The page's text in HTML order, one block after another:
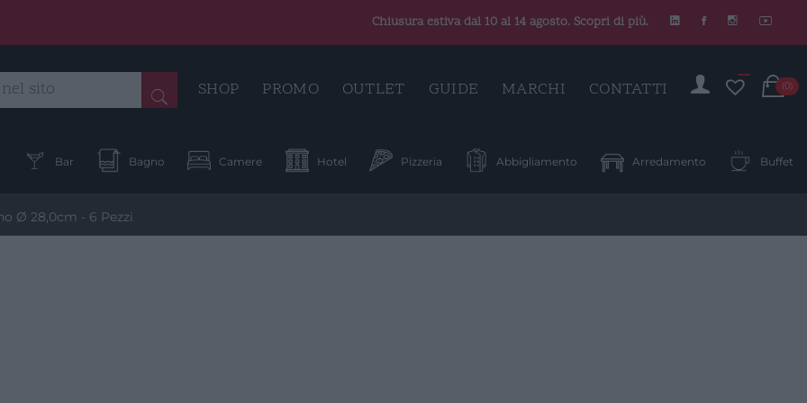
Chiusura estiva dal 10 al 14 agosto. Scopri di più.
SHOP PROMO OUTLET GUIDE MARCHI CONTATTI (0)
Bar Bagno Camere Hotel Pizzeria Abbigliamento Arredamento Buffet
Ø 28,0cm - 6 Pezzi